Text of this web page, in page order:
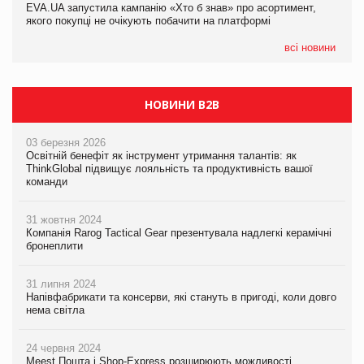
EVA.UA запустила кампанію «Хто б знав» про асортимент,
якого покупці не очікують побачити на платформі
всі новини
05.08.2026
Мережа супермаркетів VARUS купує мережу магазинів
НОВИНИ B2B
03 березня 2026
Освітній бенефіт як інструмент утримання талантів: як
ThinkGlobal підвищує лояльність та продуктивність вашої
команди
31 жовтня 2024
Компанія Rarog Tactical Gear презентувала надлегкі керамічні
бронеплити
31 липня 2024
Напівфабрикати та консерви, які стануть в пригоді, коли довго
нема світла
24 червня 2024
Meest Пошта і Shop-Express розширюють можливості